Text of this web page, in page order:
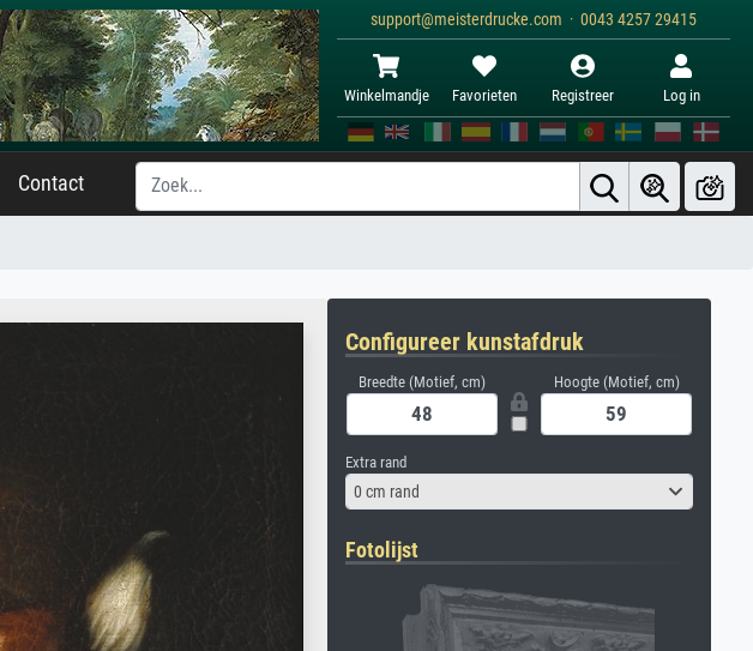
support@meisterdrucke.com · 0043 4257 29415
Winkelmandje Favorieten Registreer Log in
Contact
Configureer kunstafdruk
Breedte (Motief, cm) Hoogte (Motief, cm)
Extra rand
0 cm rand
Fotolijst